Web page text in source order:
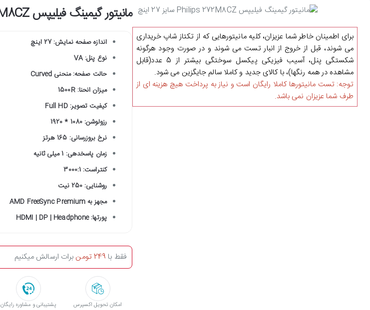
برای اطمینان خاطر شما عزیزان، کلیه مانیتورهایی که از تکتاز شاپ خریداری
می شوند، قبل از خروج از انبار تست می شوند و در صورت وجود هرگونه
شکستگی پنل، آسیب فیزیکی پیکسل سوختگی بیشتر از 5 عدد(قابل
مشاهده در همه رنگها)، با کالای جدید و کاملا سالم جایگزین می شود.
توجه: تست مانیتورها کاملا رایگان است و نیاز به پرداخت هیچ هزینه ای از
طرف شما عزیزان نمی باشد.
مانیتور گیمینگ فیلیپس Philips 272M8CZ سایز 27 اینچ
اندازه صفحه نمایش: 27 اینچ
نوع پنل: VA
حالت صفحه: منحنی Curved
میزان انحنا: 1500R
کیفیت تصویر: Full HD
رزولوشن: 1080 * 1920
نرخ بروزرسانی: 165 هرتز
زمان پاسخدهی: 1 میلی ثانیه
کنتراست: 3000:1
روشنایی: 250 نیت
مجهز به AMD FreeSync Premium
پورتها: HDMI | DP | Headphone
امکان تحویل اکسپرس پشتیبانی و مشاوره رایگان
فقط با 249 تومن برات ارسالش میکنیم